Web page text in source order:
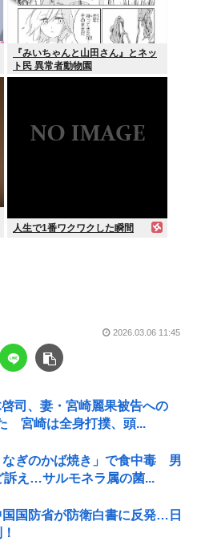
『みいちゃんと山田さん』とネッ
ト民 異常者動物園
人生で1番ワクワクした瞬間
2026.03.06 11:45
司、妻・宮崎麗果被告への
宮崎は全身打撲、頭...
なぎのかば焼き」で食中毒 男
訴え…サルモネラ属の菌...
国国防省が防衛白書に反発…日